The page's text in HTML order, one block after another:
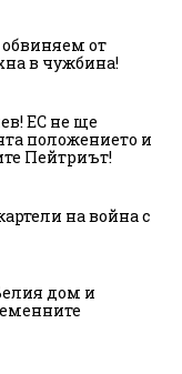
от
в чужбина!
ЕС не ще
положението и
Пейтриът!
на война с
дом и